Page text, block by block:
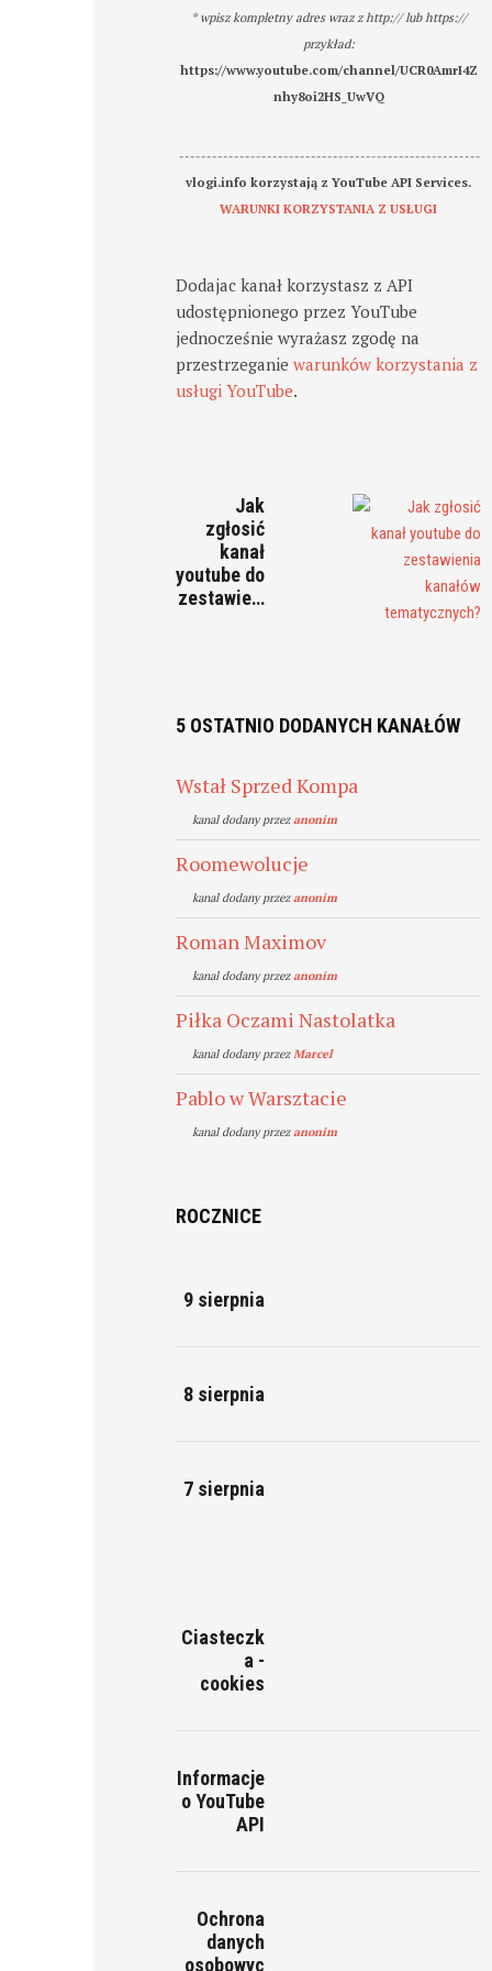
* wpisz kompletny adres wraz z http:// lub https://
przykład:
https://www.youtube.com/channel/UCR0AmrI4Z
nhy8oi2HS_UwVQ
-------------------------------------------------------
vlogi.info korzystają z YouTube API Services.
WARUNKI KORZYSTANIA Z USŁUGI
Dodajac kanał korzystasz z API
udostępnionego przez YouTube
jednocześnie wyrażasz zgodę na
przestrzeganiewarunków korzystania z
usługi YouTube.
Jak
zgłosić
kanał
youtube do
zestawie…
5 OSTATNIO DODANYCH KANAŁÓW
Wstał Sprzed Kompa
kanal dodany przezanonim
Roomewolucje
kanal dodany przezanonim
Roman Maximov
kanal dodany przezanonim
Piłka Oczami Nastolatka
kanal dodany przezMarcel
Pablo w Warsztacie
kanal dodany przezanonim
ROCZNICE
9 sierpnia
8 sierpnia
7 sierpnia
Ciasteczk
a -
cookies
Informacje
o YouTube
API
Ochrona
danych
osobowyc